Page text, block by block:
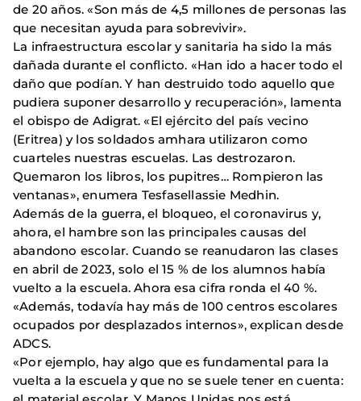
de 20 años. «Son más de 4,5 millones de personas las
que necesitan ayuda para sobrevivir».
La infraestructura escolar y sanitaria ha sido la más
dañada durante el conflicto. «Han ido a hacer todo el
daño que podían. Y han destruido todo aquello que
pudiera suponer desarrollo y recuperación», lamenta
el obispo de Adigrat. «El ejército del país vecino
(Eritrea) y los soldados amhara utilizaron como
cuarteles nuestras escuelas. Las destrozaron.
Quemaron los libros, los pupitres… Rompieron las
ventanas», enumera Tesfasellassie Medhin.
Además de la guerra, el bloqueo, el coronavirus y,
ahora, el hambre son las principales causas del
abandono escolar. Cuando se reanudaron las clases
en abril de 2023, solo el 15 % de los alumnos había
vuelto a la escuela. Ahora esa cifra ronda el 40 %.
«Además, todavía hay más de 100 centros escolares
ocupados por desplazados internos», explican desde
ADCS.
«Por ejemplo, hay algo que es fundamental para la
vuelta a la escuela y que no se suele tener en cuenta: